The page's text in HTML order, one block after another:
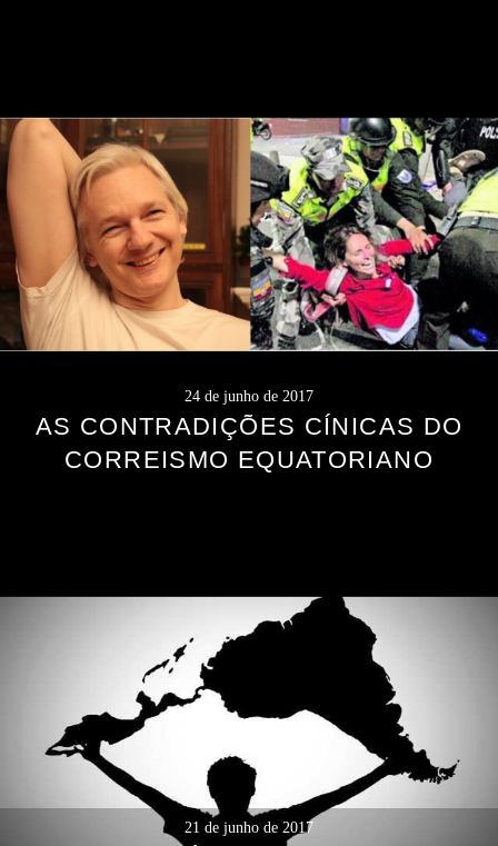
24 de junho de 2017
AS CONTRADIÇÕES CÍNICAS DO
CORREISMO EQUATORIANO
21 de junho de 2017